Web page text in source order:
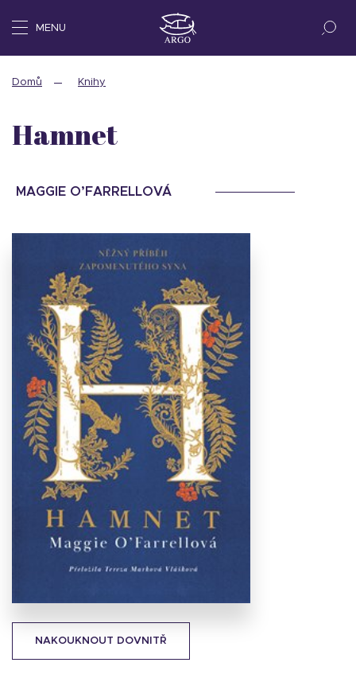
MENU
Domů Knihy
NAKOUKNOUT DOVNITŘ
Hamnet
MAGGIE O’FARRELLOVÁ